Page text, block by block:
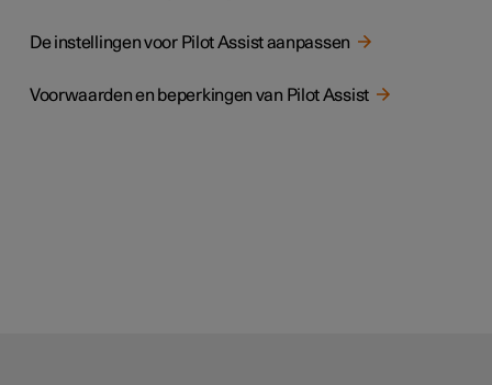
De instellingen voor Pilot Assist aanpassen
Voorwaarden en beperkingen van Pilot Assist